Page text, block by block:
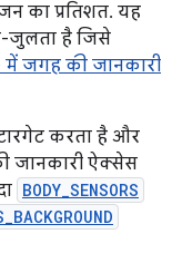
का प्रतिशत. यह
जुलता है जिसे
जगह की जानकारी
करता है और
जानकारी ऐक्सेस
BODY_SENSORS